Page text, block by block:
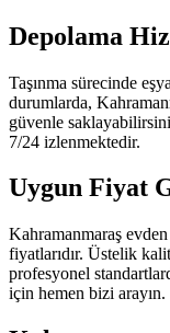
Depolama
Taşınma sürecinde
durumlarda,
güvenle
7/24 izlenmektedir.
Uygun Fiyat
Kahramanmaraş
fiyatlarıdır. Üstelik
profesyonel
için hemen bizi arayın.